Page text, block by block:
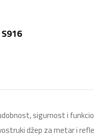
sigurnost i
džep za metar i